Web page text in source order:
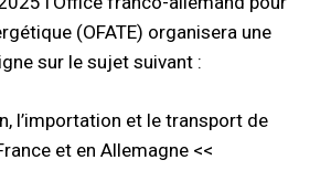
(OFATE) organisera une
sur le sujet suivant :
l’importation et le transport de
et en Allemagne <<